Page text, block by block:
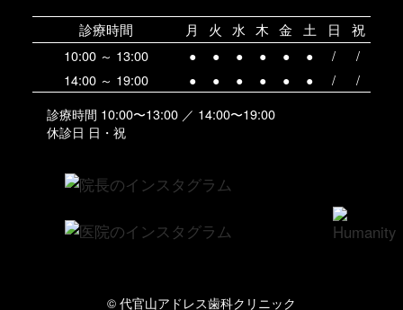
診療時間 月 火 水 木 金 土 日
祝
10:00 ～ 13:00
● ● ● ● ● ● /
/
14:00 ～ 19:00
● ● ● ● ● ● /
/
診療時間 10:00〜13:00 ／ 14:00〜19:00
休診日 日・祝
© 代官山アドレス歯科クリニック